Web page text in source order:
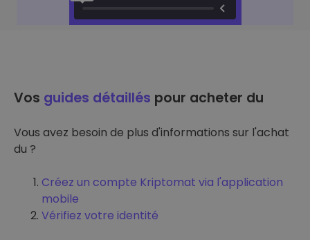
Vos guides détaillés pour acheter du
Vous avez besoin de plus d'informations sur l'achat
du ?
Créez un compte Kriptomat via l'application
mobile
Vérifiez votre identité